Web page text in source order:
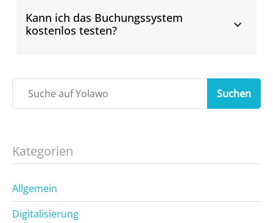
Kann ich das Buchungssystem
kostenlos testen?
Suchen
Kategorien
Allgemein
Digitalisierung